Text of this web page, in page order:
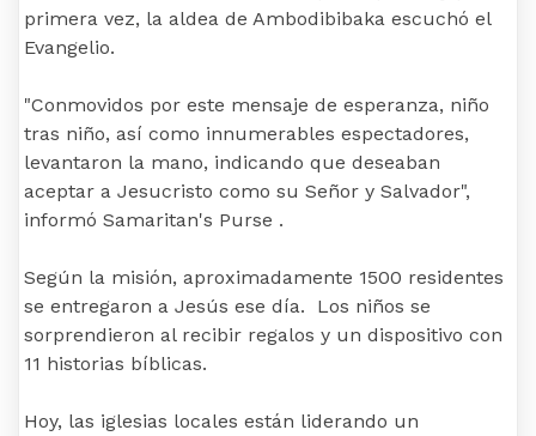
primera vez, la aldea de Ambodibibaka escuchó el
Evangelio.
"Conmovidos por este mensaje de esperanza, niño
tras niño, así como innumerables espectadores,
levantaron la mano, indicando que deseaban
aceptar a Jesucristo como su Señor y Salvador",
informó Samaritan's Purse .
Según la misión, aproximadamente 1500 residentes
se entregaron a Jesús ese día. Los niños se
sorprendieron al recibir regalos y un dispositivo con
11 historias bíblicas.
Hoy, las iglesias locales están liderando un